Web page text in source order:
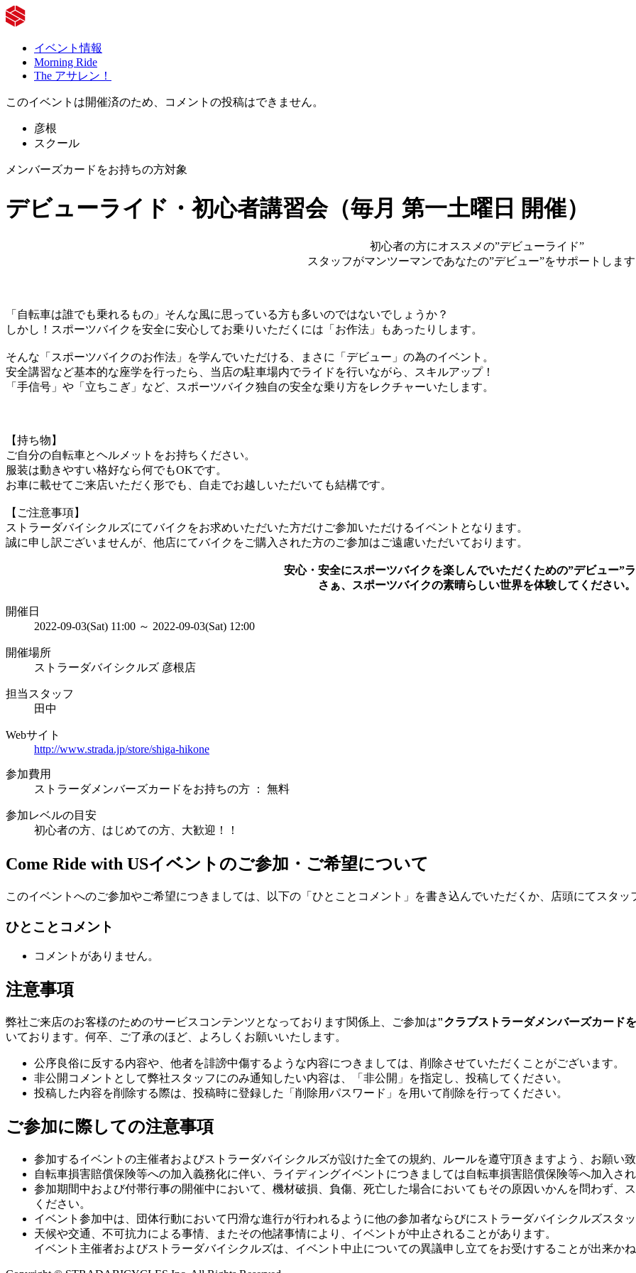
イベント情報
Morning Ride
The アサレン！
このイベントは開催済のため、コメントの投稿はできません。
彦根
スクール
メンバーズカードをお持ちの方対象
デビューライド・初心者講習会（毎月 第一土曜日 開催）
初心者の方にオススメの”デビューライド”
スタッフがマンツーマンであなたの”デビュー”をサポートしま
「自転車は誰でも乗れるもの」そんな風に思っている方も多いのではないでしょうか？
しかし！スポーツバイクを安全に安心してお乗りいただくには「お作法」もあったりします。
そんな「スポーツバイクのお作法」を学んでいただける、まさに「デビュー」の為のイベント。
安全講習など基本的な座学を行ったら、当店の駐車場内でライドを行いながら、スキルアップ！
「手信号」や「立ちこぎ」など、スポーツバイク独自の安全な乗り方をレクチャーいたします。
【持ち物】
ご自分の自転車とヘルメットをお持ちください。
服装は動きやすい格好なら何でもOKです。
お車に載せてご来店いただく形でも、自走でお越しいただいても結構です。
【ご注意事項】
ストラーダバイシクルズにてバイクをお求めいただいた方だけご参加いただけるイベントとなります。
誠に申し訳ございませんが、他店にてバイクをご購入された方のご参加はご遠慮いただいております。
安心・安全にスポーツバイクを楽しんでいただくための”デビュー”
さぁ、スポーツバイクの素晴らしい世界を体験してください。
開催日
2022-09-03(Sat) 11:00 ～ 2022-09-03(Sat) 12:00
開催場所
ストラーダバイシクルズ 彦根店
担当スタッフ
田中
Webサイト
http://www.strada.jp/store/shiga-hikone
参加費用
ストラーダメンバーズカードをお持ちの方 ： 無料
参加レベルの目安
初心者の方、はじめての方、大歓迎！！
Come Ride with USイベントのご参加・ご希望について
このイベントへのご参加やご希望につきましては、以下の「ひとことコメント」を書き込んでいただくか、店頭にてスタ
ひとことコメント
コメントがありません。
注意事項
弊社ご来店のお客様のためのサービスコンテンツとなっております関係上、ご参加は"クラブストラーダメンバーズカード
いております。何卒、ご了承のほど、よろしくお願いいたします。
公序良俗に反する内容や、他者を誹謗中傷するような内容につきましては、削除させていただくことがございます。
非公開コメントとして弊社スタッフにのみ通知したい内容は、「非公開」を指定し、投稿してください。
投稿した内容を削除する際は、投稿時に登録した「削除用パスワード」を用いて削除を行ってください。
ご参加に際しての注意事項
参加するイベントの主催者およびストラーダバイシクルズが設けた全ての規約、ルールを遵守頂きますよう、お願い
自転車損害賠償保険等への加入義務化に伴い、ライディングイベントにつきましては自転車損害賠償保険等へ加入さ
参加期間中および付帯行事の開催中において、機材破損、負傷、死亡した場合においてもその原因いかんを問わず、
ください。
イベント参加中は、団体行動において円滑な進行が行われるように他の参加者ならびにストラーダバイシクルズスタ
天候や交通、不可抗力による事情、またその他諸事情により、イベントが中止されることがあります。
イベント主催者およびストラーダバイシクルズは、イベント中止についての異議申し立てをお受けすることが出来か